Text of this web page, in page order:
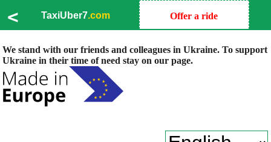
< TaxiUber7.com Offer a ride
We stand with our friends and colleagues in Ukraine. To support
Ukraine in their time of need stay on our page.